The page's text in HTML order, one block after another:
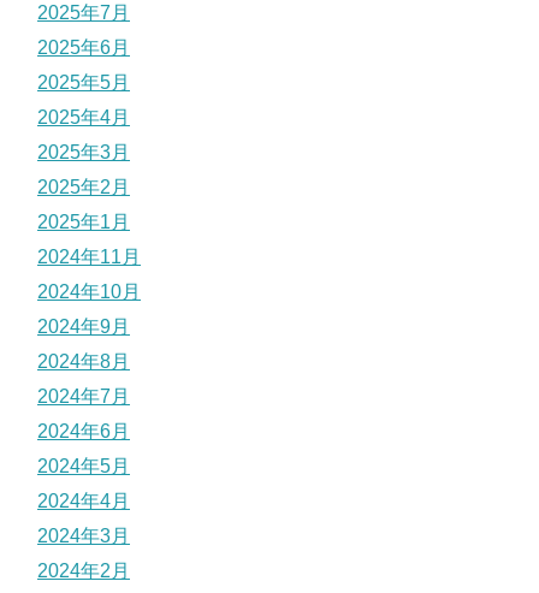
2025年7月
2025年6月
2025年5月
2025年4月
2025年3月
2025年2月
2025年1月
2024年11月
2024年10月
2024年9月
2024年8月
2024年7月
2024年6月
2024年5月
2024年4月
2024年3月
2024年2月